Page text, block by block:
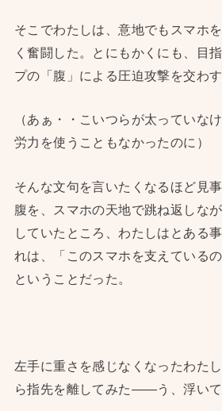
そこでわたしは、意地でもスマホ
く奮闘した。とにもかくにも、目
プの「腹」による圧迫攻撃を交わす
（あぁ・・こいつらが太っていな
労力を使うこともなかったのに）
そんな文句を言いたくなるほど見
腹を、スマホの天地で跳ね返しな
していたところ、わたしはとある
れは、「このスマホを支えている
ということだった。
左手に重さを感じなくなったわた
ら指先を離してみた——う、浮いて